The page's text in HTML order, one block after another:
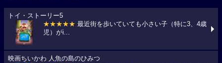
トイ・ストーリー5
★★★★★ 最近街を歩いていても小さい子（特に3、4歳
児）がi...
映画ちいかわ 人魚の島のひみつ